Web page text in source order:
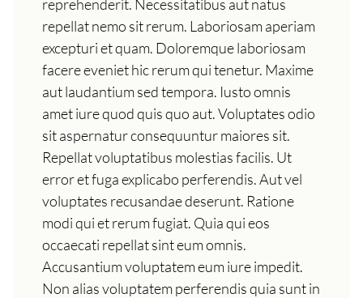
reprehenderit. Necessitatibus aut natus
repellat nemo sit rerum. Laboriosam aperiam
excepturi et quam. Doloremque laboriosam
facere eveniet hic rerum qui tenetur. Maxime
aut laudantium sed tempora. Iusto omnis
amet iure quod quis quo aut. Voluptates odio
sit aspernatur consequuntur maiores sit.
Repellat voluptatibus molestias facilis. Ut
error et fuga explicabo perferendis. Aut vel
voluptates recusandae deserunt. Ratione
modi qui et rerum fugiat. Quia qui eos
occaecati repellat sint eum omnis.
Accusantium voluptatem eum iure impedit.
Non alias voluptatem perferendis quia sunt in